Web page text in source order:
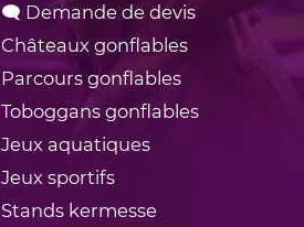
🗨 Demande de devis
Châteaux gonflables
Parcours gonflables
Toboggans gonflables
Jeux aquatiques
Jeux sportifs
Stands kermesse